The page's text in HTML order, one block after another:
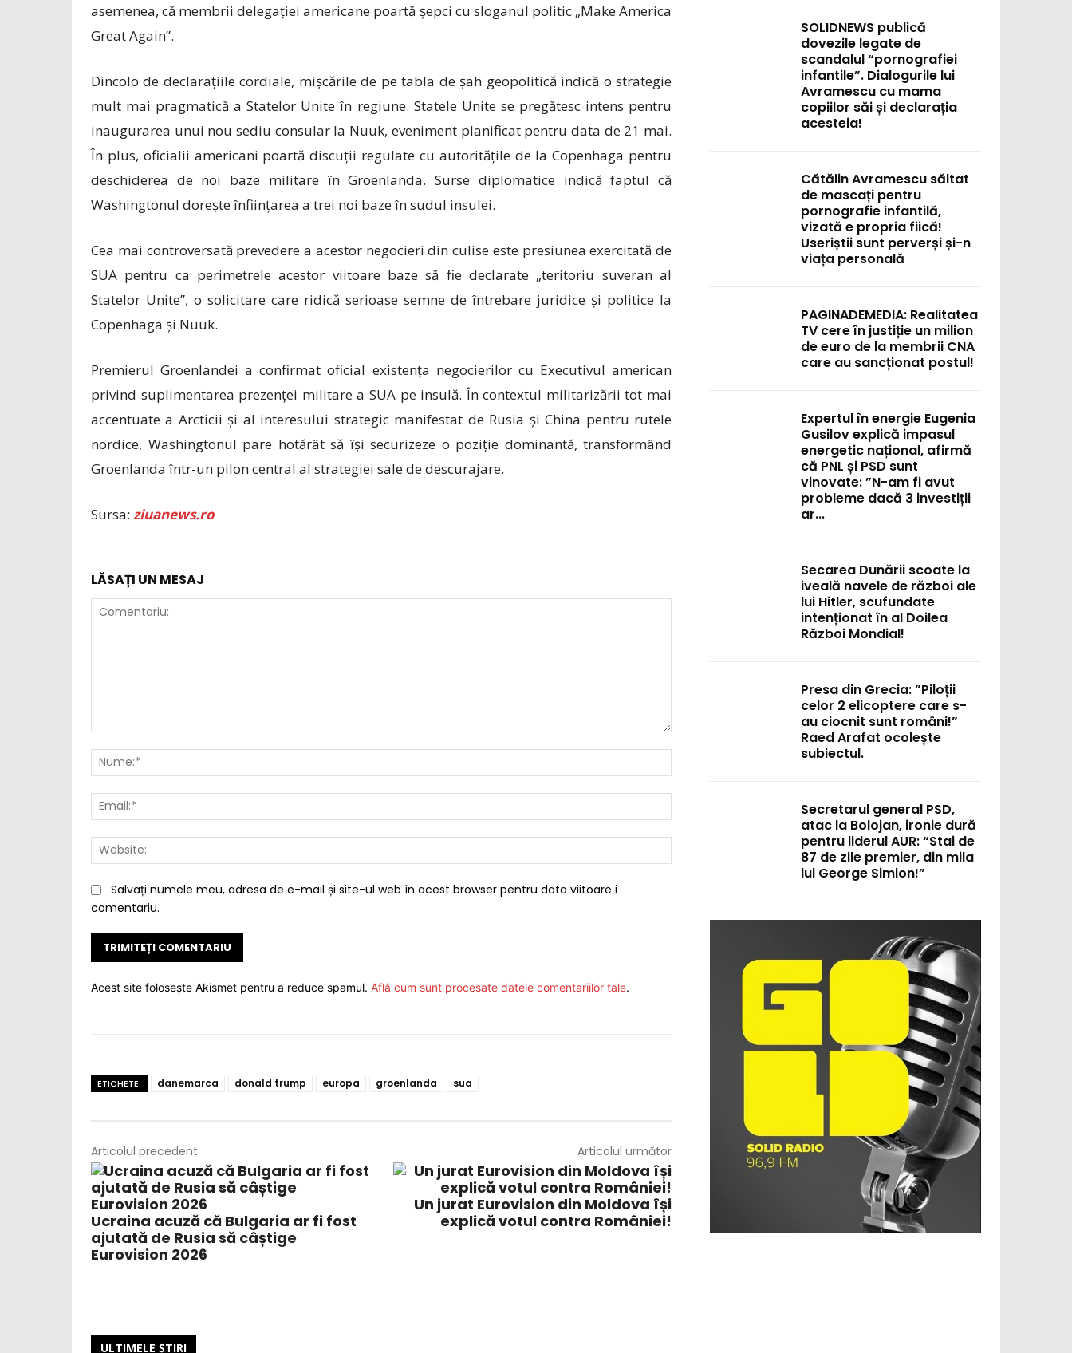
asemenea, că membrii delegației americane poartă șepci cu sloganul politic „Make America
Great Again”.
Dincolo de declarațiile cordiale, mișcările de pe tabla de șah geopolitică indică o strategie
mult mai pragmatică a Statelor Unite în regiune. Statele Unite se pregătesc intens pentru
inaugurarea unui nou sediu consular la Nuuk, eveniment planificat pentru data de 21 mai.
În plus, oficialii americani poartă discuții regulate cu autoritățile de la Copenhaga pentru
deschiderea de noi baze militare în Groenlanda. Surse diplomatice indică faptul că
Washingtonul dorește înființarea a trei noi baze în sudul insulei.
Cea mai controversată prevedere a acestor negocieri din culise este presiunea exercitată de
SUA pentru ca perimetrele acestor viitoare baze să fie declarate „teritoriu suveran al
Statelor Unite”, o solicitare care ridică serioase semne de întrebare juridice și politice la
Copenhaga și Nuuk.
Premierul Groenlandei a confirmat oficial existența negocierilor cu Executivul american
privind suplimentarea prezenței militare a SUA pe insulă. În contextul militarizării tot mai
accentuate a Arcticii și al interesului strategic manifestat de Rusia și China pentru rutele
nordice, Washingtonul pare hotărât să își securizeze o poziție dominantă, transformând
Groenlanda într-un pilon central al strategiei sale de descurajare.
Sursa: ziuanews.ro
LĂSAȚI UN MESAJ
Salvați numele meu, adresa de e-mail și site-ul web în acest browser pentru data viitoare i
comentariu.
Acest site folosește Akismet pentru a reduce spamul. Află cum sunt procesate datele comentariilor tale.
ETICHETE: danemarca donald trump europa groenlanda sua
Articolul precedent
Ucraina acuză că Bulgaria ar fi fost
ajutată de Rusia să câștige
Eurovision 2026
Articolul următor
Un jurat Eurovision din Moldova își
explică votul contra României!
ULTIMELE ŞTIRI
SOLIDNEWS publică
dovezile legate de
scandalul “pornografiei
infantile”. Dialogurile lui
Avramescu cu mama
copiilor săi și declarația
acesteia!
Cătălin Avramescu săltat
de mascați pentru
pornografie infantilă,
vizată e propria fiică!
Useriștii sunt perverși și-n
viața personală
PAGINADEMEDIA: Realitatea
TV cere în justiție un milion
de euro de la membrii CNA
care au sancționat postul!
Expertul în energie Eugenia
Gusilov explică impasul
energetic național, afirmă
că PNL și PSD sunt
vinovate: ”N-am fi avut
probleme dacă 3 investiții
ar...
Secarea Dunării scoate la
iveală navele de război ale
lui Hitler, scufundate
intenționat în al Doilea
Război Mondial!
Presa din Grecia: ”Piloții
celor 2 elicoptere care s-
au ciocnit sunt români!”
Raed Arafat ocolește
subiectul.
Secretarul general PSD,
atac la Bolojan, ironie dură
pentru liderul AUR: “Stai de
87 de zile premier, din mila
lui George Simion!”